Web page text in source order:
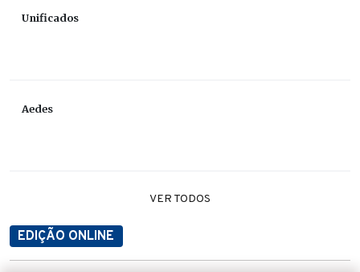
Unificados
Aedes
VER TODOS
EDIÇÃO ONLINE